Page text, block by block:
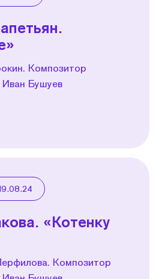
Композитор
Иван Бушуев
«Котенку
Композитор